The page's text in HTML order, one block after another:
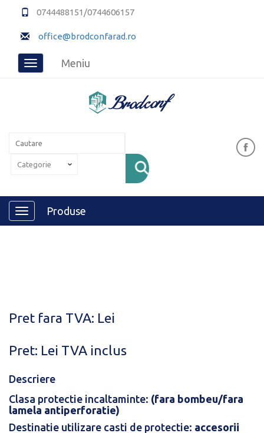
0744488151/0744606157
office@brodconfarad.ro
Toggle
Meniu
Toggle
navigation
Produse
Pret fara TVA: Lei
Pret: Lei TVA inclus
Descriere
Clasa protectie incaltaminte: (fara bombeu/fara
lamela antiperforatie)
Destinatie utilizare casti de protectie: accesorii